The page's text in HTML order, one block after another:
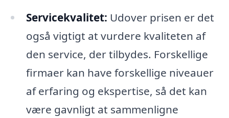
Servicekvalitet: Udover prisen er det
også vigtigt at vurdere kvaliteten af
den service, der tilbydes. Forskellige
firmaer kan have forskellige niveauer
af erfaring og ekspertise, så det kan
være gavnligt at sammenligne